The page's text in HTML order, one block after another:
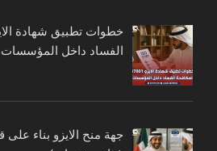
الفساد داخل المؤسسات
جهة منح الايزو بناء